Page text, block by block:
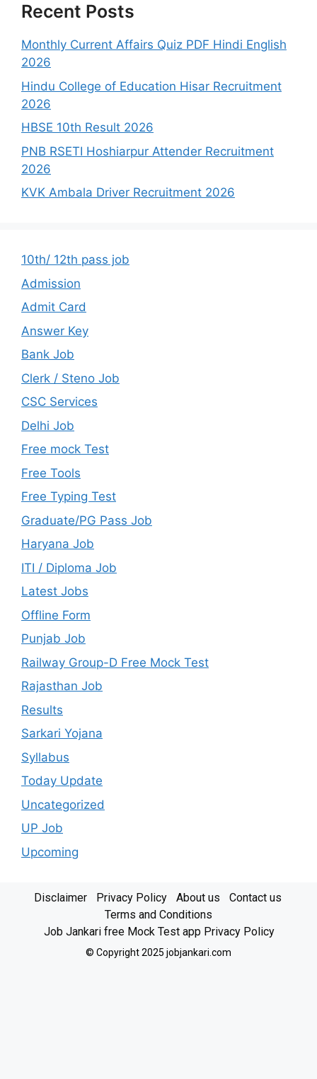
Recent Posts
Monthly Current Affairs Quiz PDF Hindi English
2026
Hindu College of Education Hisar Recruitment
2026
HBSE 10th Result 2026
PNB RSETI Hoshiarpur Attender Recruitment
2026
KVK Ambala Driver Recruitment 2026
10th/ 12th pass job
Admission
Admit Card
Answer Key
Bank Job
Clerk / Steno Job
CSC Services
Delhi Job
Free mock Test
Free Tools
Free Typing Test
Graduate/PG Pass Job
Haryana Job
ITI / Diploma Job
Latest Jobs
Offline Form
Punjab Job
Railway Group-D Free Mock Test
Rajasthan Job
Results
Sarkari Yojana
Syllabus
Today Update
Uncategorized
UP Job
Upcoming
Disclaimer Privacy Policy About us
Contact us
Terms and Conditions
Job Jankari free Mock Test app Privacy Policy
© Copyright 2025 jobjankari.com